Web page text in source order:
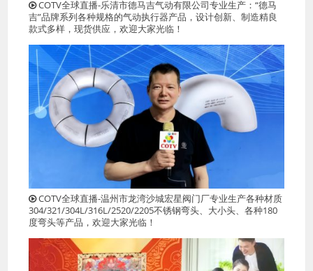
COTV全球直播-乐清市德马吉气动有限公司专业生产：“德马
吉”品牌系列各种规格的气动执行器产品，设计创新、制造精良
款式多样，现货供应，欢迎大家光临！
COTV全球直播-温州市龙湾沙城宏星阀门厂专业生产各种材质
304/321/304L/316L/2520/2205不锈钢弯头、大小头、各种180
度弯头等产品，欢迎大家光临！